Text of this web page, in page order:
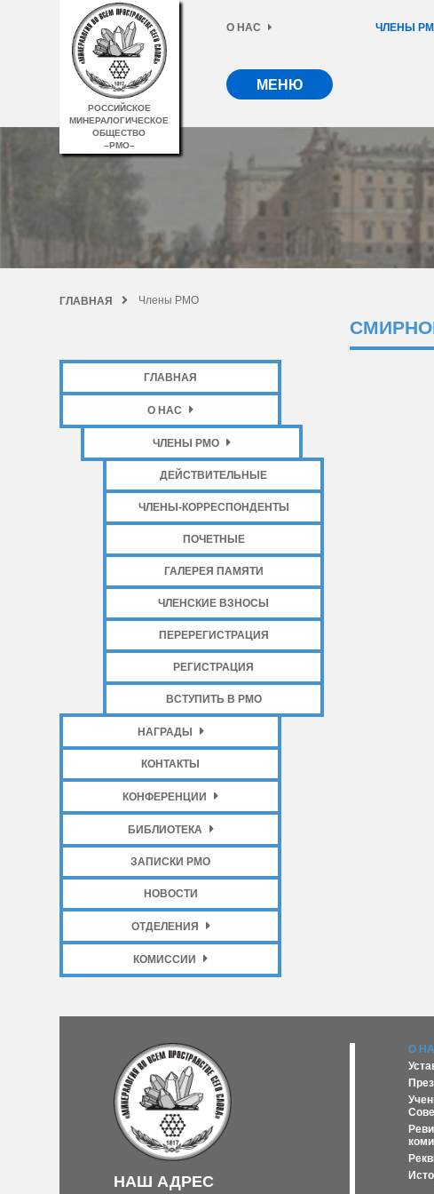
РОССИЙСКОЕ
МИНЕРАЛОГИЧЕСКОЕ
ОБЩЕСТВО
–РМО–
О НАС ЧЛЕНЫ
МЕНЮ
ГЛАВНАЯ Члены РМО
ГЛАВНАЯ
О НАС
ЧЛЕНЫ РМО
ДЕЙСТВИТЕЛЬНЫЕ
ЧЛЕНЫ-КОРРЕСПОНДЕНТЫ
ПОЧЕТНЫЕ
ГАЛЕРЕЯ ПАМЯТИ
ЧЛЕНСКИЕ ВЗНОСЫ
ПЕРЕРЕГИСТРАЦИЯ
РЕГИСТРАЦИЯ
ВСТУПИТЬ В РМО
НАГРАДЫ
КОНТАКТЫ
КОНФЕРЕНЦИИ
БИБЛИОТЕКА
ЗАПИСКИ РМО
НОВОСТИ
ОТДЕЛЕНИЯ
КОМИССИИ
НАШ АДРЕС
О